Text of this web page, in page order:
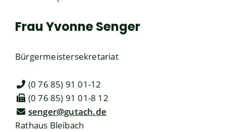
FrauYvonneSenger
Bürgermeistersekretariat
(0 76 85) 91 01-12
(0 76 85) 91 01-8 12
senger@gutach.de
Rathaus Bleibach